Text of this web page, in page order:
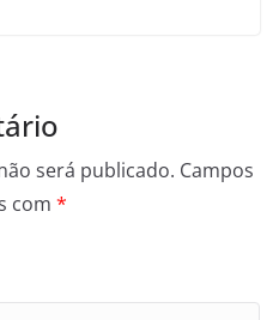
será publicado. Campos
com *